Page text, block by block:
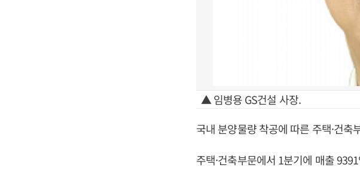
▲ 임병용 GS건설 사장.
국내 분양물량 착공에 따른 주택·건
주택·건축부문에서 1분기에 매출